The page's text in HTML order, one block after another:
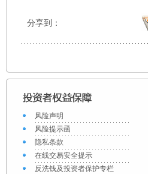
分享到：
风险声明
风险提示函
隐私条款
在线交易安全提示
反洗钱及投资者保护专栏